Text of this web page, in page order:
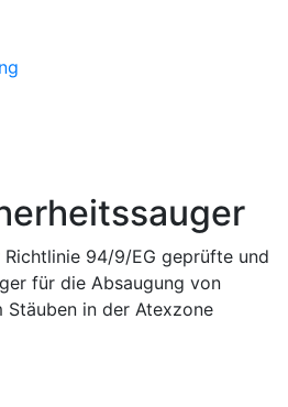
Richtlinie 94/9/EG geprüfte und
für die Absaugung von
Stäuben in der Atexzone